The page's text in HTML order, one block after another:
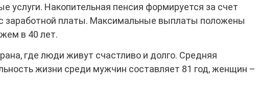
услуги. Накопительная пенсия формируется за счет
заработной платы. Максимальные выплаты положены
в 40 лет.
где люди живут счастливо и долго. Средняя
жизни среди мужчин составляет 81 год, женщин –